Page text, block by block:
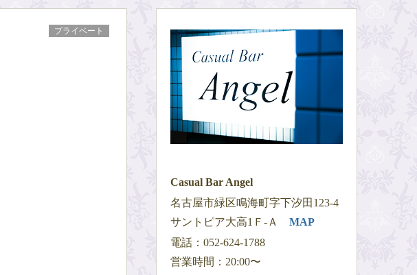
プライベート
Casual Bar Angel
名古屋市緑区鳴海町字下汐田123-4
サントピア大高1Ｆ-ＡMAP
電話：052-624-1788
営業時間：20:00〜